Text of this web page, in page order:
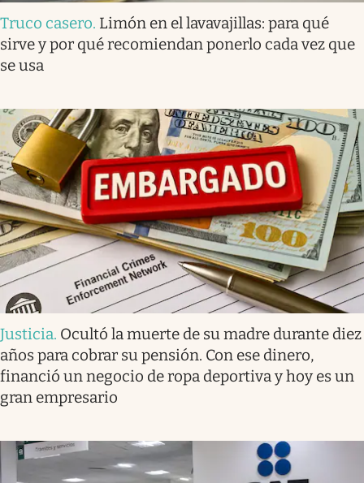
Truco casero. Limón en el lavavajillas: para qué
sirve y por qué recomiendan ponerlo cada vez que
se usa
Justicia. Ocultó la muerte de su madre durante diez
años para cobrar su pensión. Con ese dinero,
financió un negocio de ropa deportiva y hoy es un
gran empresario